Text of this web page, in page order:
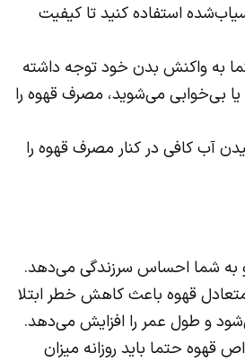
استفاده کنید تا کیفیت
به واکنش بدن خود توجه داشته
یا بی‌خوابی می‌شوید، مصرف قهوه را
آب کافی در کنار مصرف قهوه را
به شما احساس سرزندگی می‌دهد.
قهوه باعث کاهش خطر ابتلا
و طول عمر را افزایش می‌دهد.
قهوه حتما باید روزانه میزان